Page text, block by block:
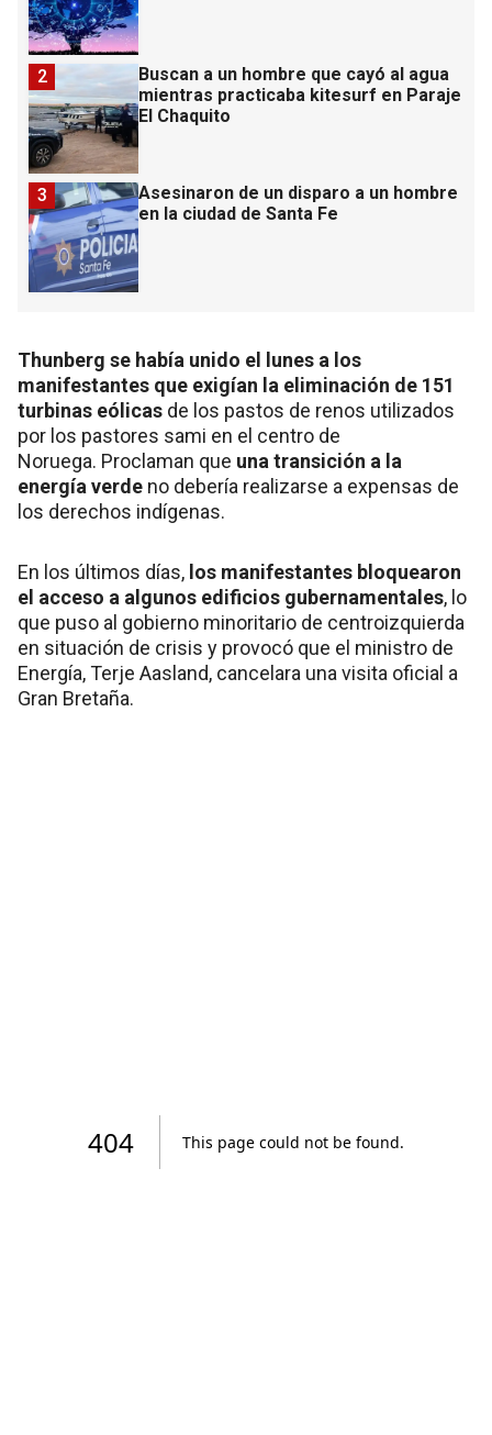
Buscan a un hombre que cayó al agua
mientras practicaba kitesurf en Paraje
El Chaquito
2
Asesinaron de un disparo a un hombre
en la ciudad de Santa Fe
3
Thunberg se había unido el lunes a los
manifestantes que exigían la eliminación de 151
turbinas eólicas de los pastos de renos utilizados
por los pastores sami en el centro de
Noruega. Proclaman que una transición a la
energía verde no debería realizarse a expensas de
los derechos indígenas.
En los últimos días, los manifestantes bloquearon
el acceso a algunos edificios gubernamentales, lo
que puso al gobierno minoritario de centroizquierda
en situación de crisis y provocó que el ministro de
Energía, Terje Aasland, cancelara una visita oficial a
Gran Bretaña.